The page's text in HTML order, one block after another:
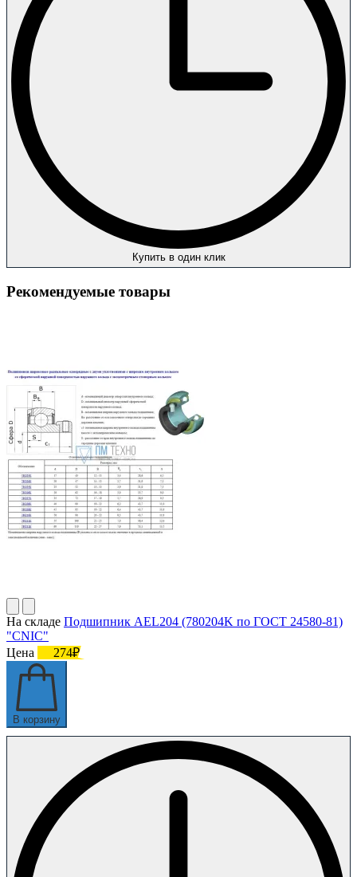
Купить в один клик
Рекомендуемые товары
На складе Подшипник AEL204 (780204K по ГОСТ 24580-81)
"CNIC"
Цена
274₽
В корзину